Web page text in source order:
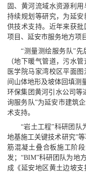
固、黄河流域水资源利
持续规划等研究，为延
供技术支持。近年来获
项目、延安市服务地方项
“测量测绘服务队”
（地下暖气管道，污水
医学院马家湾校区平面
间山体地形及坡体回填测
环保集团黄河引水公司等
询服务队”为延安市建筑
术支持。
“岩土工程”科研团队
地基施工关键技术研究”
筋混凝土叠合板施工阶
发；“BIM”科研团队为地
成《延安地区黄土边坡